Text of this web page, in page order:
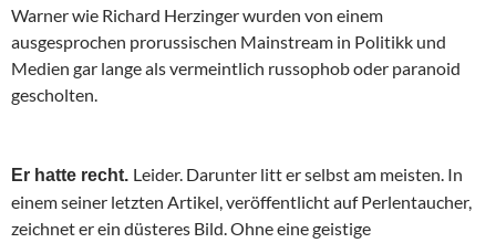
Warner wie Richard Herzinger wurden von einem
ausgesprochen prorussischen Mainstream in Politikk und
Medien gar lange als vermeintlich russophob oder paranoid
gescholten.
Er hatte recht. Leider. Darunter litt er selbst am meisten. In
einem seiner letzten Artikel, veröffentlicht auf Perlentaucher,
zeichnet er ein düsteres Bild. Ohne eine geistige